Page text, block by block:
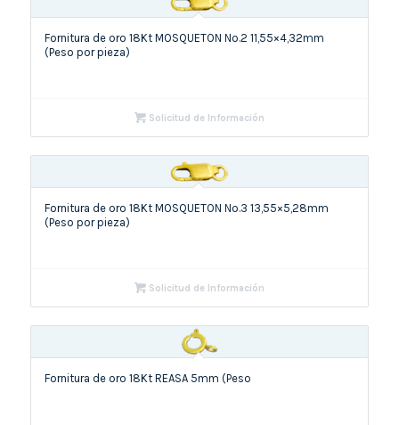
Fornitura de oro 18Kt MOSQUETON No.2 11,55×4,32mm
(Peso por pieza)
Solicitud de Información
Fornitura de oro 18Kt MOSQUETON No.3 13,55×5,28mm
(Peso por pieza)
Solicitud de Información
Fornitura de oro 18Kt REASA 5mm (Peso